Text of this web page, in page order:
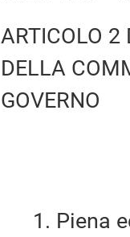
ARTICOLO 2
DELLA
GOVERNO
1. Piena